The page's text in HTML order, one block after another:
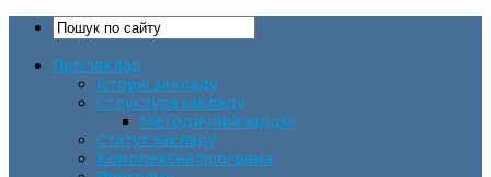
Про заклад
Історія закладу
Структура закладу
Методичний відділ
Статут закладу
Комплексна програма